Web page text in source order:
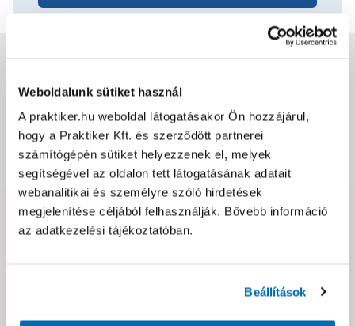
Weboldalunk sütiket használ
A praktiker.hu weboldal látogatásakor Ön hozzájárul,
hogy a Praktiker Kft. és szerződött partnerei
számítógépén sütiket helyezzenek el, melyek
segítségével az oldalon tett látogatásának adatait
webanalitikai és személyre szóló hirdetések
megjelenítése céljából felhasználják. Bővebb információ
az adatkezelési tájékoztatóban.
Beállítások
Csomagolási és súly információk
Dokumentumok, felelős személy
Hibát találtál az oldalon vagy a termék leírásában?